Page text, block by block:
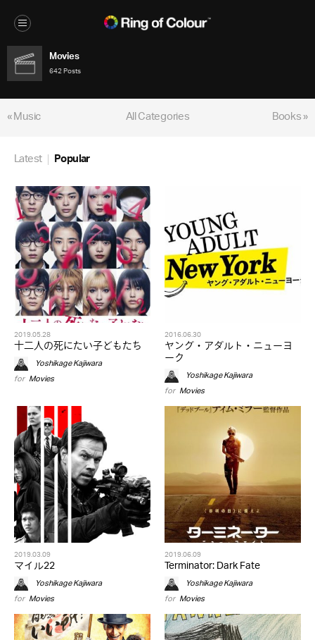
Movies
642 Posts
« Music Books »
All Categories
Latest Popular
2019.05.28
十二人の死にたい子どもたち
Yoshikage Kajiwara
for Movies
2016.06.30
ヤング・アダルト・ニューヨ
ーク
Yoshikage Kajiwara
for Movies
2019.03.09
マイル22
Yoshikage Kajiwara
for Movies
2019.06.09
Terminator: Dark Fate
Yoshikage Kajiwara
for Movies